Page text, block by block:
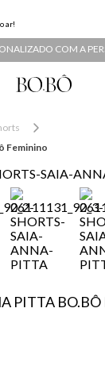
ar!
COM A
Feminino
PITTA